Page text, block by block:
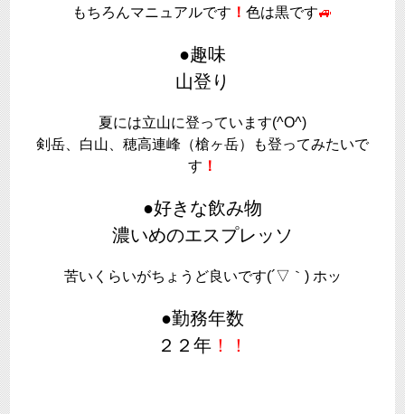
もちろんマニュアルです ！ 色は黒です🚙
●趣味
山登り
夏には立山に登っています(^O^)
剣岳、白山、穂高連峰（槍ヶ岳）も登ってみたいで
す ！
●好きな飲み物
濃いめのエスプレッソ
苦いくらいがちょうど良いです(´▽｀) ホッ
●勤務年数
２２年 ！！